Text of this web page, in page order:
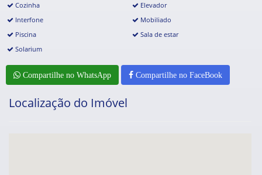
Cozinha
Elevador
Interfone
Mobiliado
Piscina
Sala de estar
Solarium
Compartilhe no WhatsApp Compartilhe no FaceBook
Localização do Imóvel